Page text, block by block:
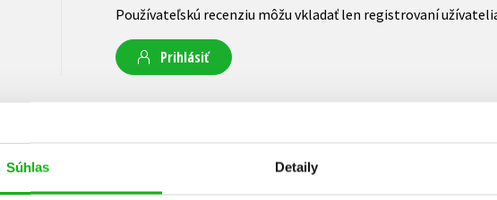
Súhlas Detaily
Používateľskú recenziu môžu vkladať len registrovaní
Prihlásiť